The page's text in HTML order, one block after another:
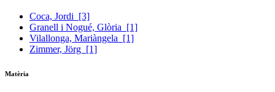
Coca, Jordi [3]
Granell i Nogué, Glòria [1]
Vilallonga, Mariàngela [1]
Zimmer, Jörg [1]
Matèria